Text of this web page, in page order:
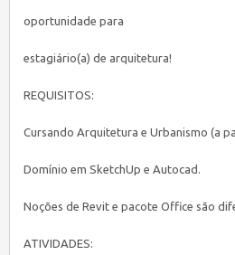
oportunidade para
estagiário(a) de arquitetura!
REQUISITOS:
Cursando Arquitetura e Urbanismo (a
Domínio em SketchUp e Autocad.
Noções de Revit e pacote Office são
ATIVIDADES: